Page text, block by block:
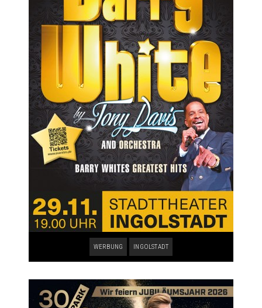
WERBUNG INGOLSTADT